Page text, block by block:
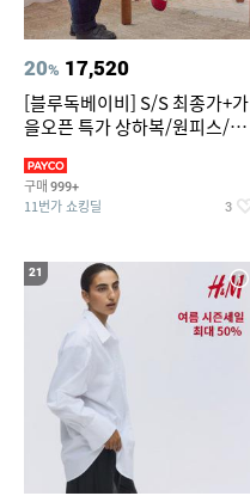
20% 17,520
[블루독베이비] S/S 최종가+가
을오픈 특가 상하복/원피스/내
구매 999+
11번가 쇼킹딜 3
21